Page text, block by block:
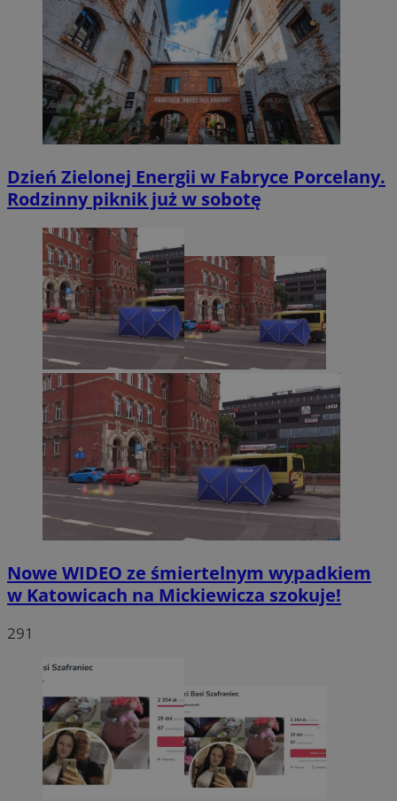
Dzień Zielonej Energii w Fabryce Porcelany.
Rodzinny piknik już w sobotę
Nowe WIDEO ze śmiertelnym wypadkiem
w Katowicach na Mickiewicza szokuje!
291